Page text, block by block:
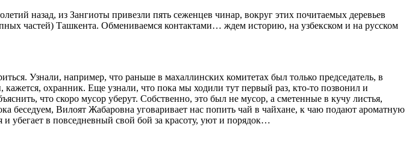
назад, из Зангиоты привезли пять сеженцев чинар, вокруг этих почитаемых деревьев
частей) Ташкента. Обмениваемся контактами… ждем историю, на узбекском и на русском
Узнали, например, что раньше в махаллинских комитетах был только председатель, в
охранник. Еще узнали, что пока мы ходили тут первый раз, кто-то позвонил и
что скоро мусор уберут. Собственно, это был не мусор, а сметенные в кучу листья,
беседуем, Вилоят Жабаровна уговаривает нас попить чай в чайхане, к чаю подают ароматную
убегает в повседневный свой бой за красоту, уют и порядок…